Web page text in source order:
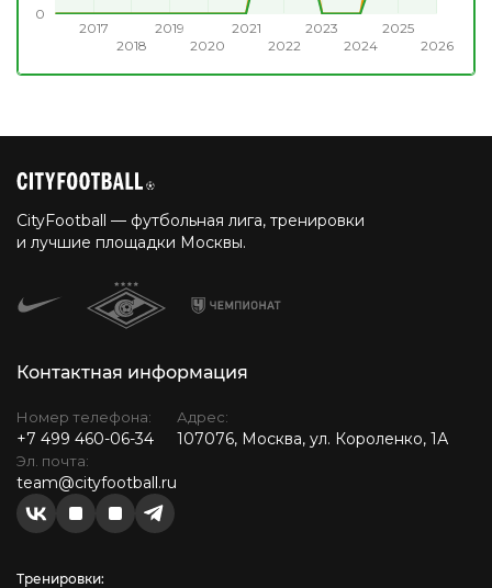
2017
2018
2019
2020
2021
2022
2023
2024
2025
2026
0
CityFootball — футбольная лига, тренировки
и лучшие площадки Москвы.
Контактная информация
Номер телефона:
+7 499 460-06-34
Эл. почта:
team@cityfootball.ru
Адрес:
107076, Москва, ул. Короленко, 1А
Тренировки: